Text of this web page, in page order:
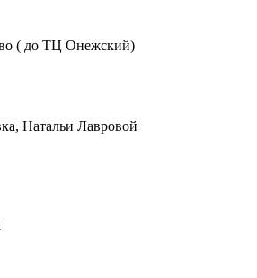
( до ТЦ Онежский)
Натальи Лавровой